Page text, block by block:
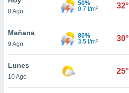
en
más
nuestra
8 Ago
50%
0.7 l/m²
32°
Mañana
9 Ago
80%
3.5 l/m²
30°
Lunes
10 Ago
25°